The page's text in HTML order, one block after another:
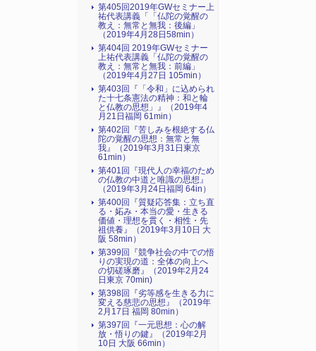
第405回2019年GWセミナー上
祐代表講義「「仏陀の覚醒の
教え：無常と無我：後編」
（2019年4月28日58min）
第404回 2019年GWセミナー
上祐代表講義「仏陀の覚醒の
教え：無常と無我：前編」
（2019年4月27日 105min）
第403回『「令和」に込められ
た十七条憲法の精神：和と輪
と仏教の思想」』（2019年4
月21日福岡 61min）
第402回『苦しみを根絶する仏
陀の覚醒の思想：無常と無
我』（2019年3月31日東京
61min）
第401回『現代人の幸福のため
の仏教の中道と唯識の思想』
（2019年3月24日福岡 64in）
第400回『質疑応答集：立ち直
る・妬み・本当の愛・生きる
価値・理想を貫く・相性・先
祖供養』（2019年3月10日 大
阪 58min）
第399回『競争社会の中での悟
りの実現の道：全体の向上へ
の切磋琢磨』（2019年2月24
日東京 70min)
第398回『劣等感を生きる力に
変える慈悲の思想』（2019年
2月17日 福岡 80min）
第397回『一元思想：心の解
放・悟りの鍵』（2019年2月
10日 大阪 66min）